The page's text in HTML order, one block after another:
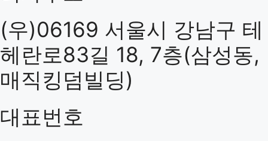
(우)06169 서울시 강남구 테
헤란로83길 18, 7층(삼성동,
매직킹덤빌딩)
대표번호